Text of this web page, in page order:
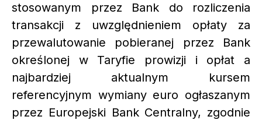
stosowanym przez Bank do rozliczenia
transakcji z uwzględnieniem opłaty za
przewalutowanie pobieranej przez Bank
określonej w Taryfie prowizji i opłat a
najbardziej aktualnym kursem
referencyjnym wymiany euro ogłaszanym
przez Europejski Bank Centralny, zgodnie